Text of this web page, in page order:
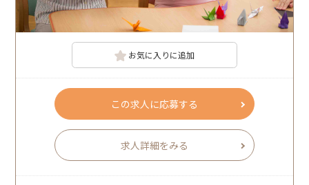
お気に入りに追加
この求人に応募する
求人詳細をみる